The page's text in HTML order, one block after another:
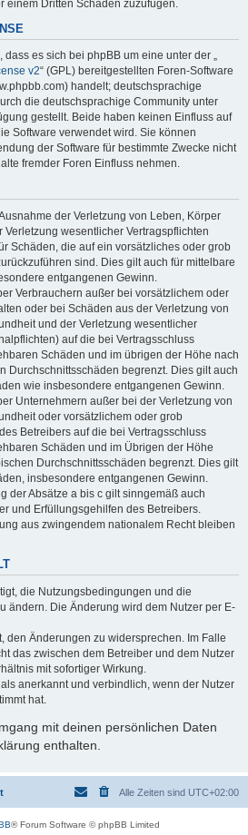
einem Dritten Schaden zuzufügen.
dass es sich bei phpBB um eine unter der „
v2“ (GPL) bereitgestellten Foren-Software
handelt; deutschsprachige
die deutschsprachige Community unter
gestellt. Beide haben keinen Einfluss auf
Software verwendet wird. Sie können
der Software für bestimmte Zwecke nicht
fremder Foren Einfluss nehmen.
der Verletzung von Leben, Körper
wesentlicher Vertragspflichten
Schäden, die auf ein vorsätzliches oder grob
sind. Dies gilt auch für mittelbare
entgangenen Gewinn.
Verbrauchern außer bei vorsätzlichem oder
oder bei Schäden aus der Verletzung von
und der Verletzung wesentlicher
auf die bei Vertragsschluss
Schäden und im übrigen der Höhe nach
Durchschnittsschäden begrenzt. Dies gilt auch
wie insbesondere entgangenen Gewinn.
Unternehmern außer bei der Verletzung von
oder vorsätzlichem oder grob
Betreibers auf die bei Vertragsschluss
Schäden und im Übrigen der Höhe
Durchschnittsschäden begrenzt. Dies gilt
insbesondere entgangenen Gewinn.
der Absätze a bis c gilt sinngemäß auch
und Erfüllungsgehilfen des Betreibers.
aus zwingendem nationalem Recht bleiben
die Nutzungsbedingungen und die
ändern. Die Änderung wird dem Nutzer per E-
den Änderungen zu widersprechen. Im Falle
das zwischen dem Betreiber und dem Nutzer
mit sofortiger Wirkung.
anerkannt und verbindlich, wenn der Nutzer
hat.
mit deinen persönlichen Daten
enthalten.
Alle Zeiten sind UTC+02:00
® Forum Software © phpBB Limited